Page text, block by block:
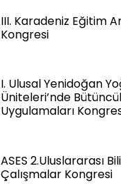
III. Karadeniz Eğitim
Kongresi
I. Ulusal Yenidoğan
Üniteleri’nde
Uygulamaları
ASES 2.Uluslararası
Çalışmalar Kongresi